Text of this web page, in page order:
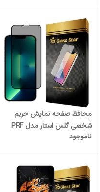
محافظ صفحه نمایش حریم
شخصی گلس استار مدل PRF
مناسب برای گوشی موبایل اپل
iPhone 13
ناموجود